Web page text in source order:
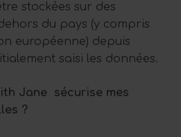
stockées sur des
du pays (y compris
européenne) depuis
saisi les données.
Jane sécurise mes
?